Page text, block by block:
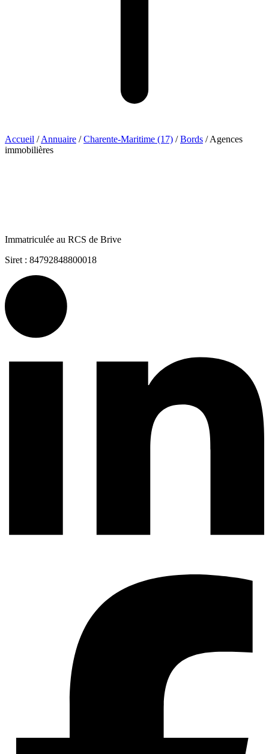
Accueil / Annuaire / Charente-Maritime (17) / Bords / Agences
immobilières
Immatriculée au RCS de Brive
Siret : 84792848800018